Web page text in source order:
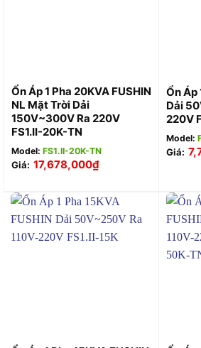
Ổn Áp 1 Pha 20KVA FUSHIN
NL Mặt Trời Dải
150V~300V Ra 220V
FS1.II-20K-TN
Model: FS1.II-20K-TN
Giá: 17,678,000₫
Ổn Áp
Dải
220V
Model:
Giá: